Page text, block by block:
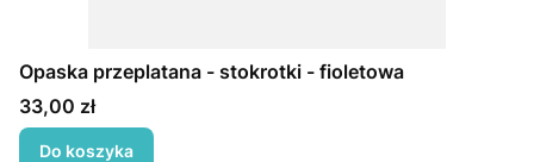
Opaska przeplatana - stokrotki - fioletowa
Cena
33,00 zł
Do koszyka